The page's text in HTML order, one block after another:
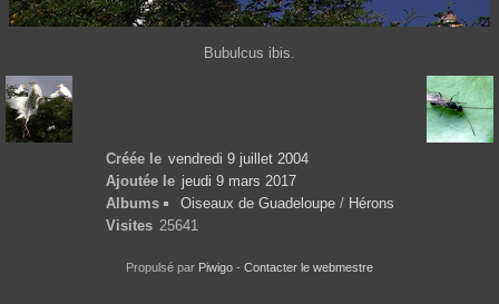
Bubulcus ibis.
Créée le vendredi 9 juillet 2004
Ajoutée le jeudi 9 mars 2017
Albums
Oiseaux de Guadeloupe / Hérons
Visites 25641
Propulsé par Piwigo - Contacter le webmestre